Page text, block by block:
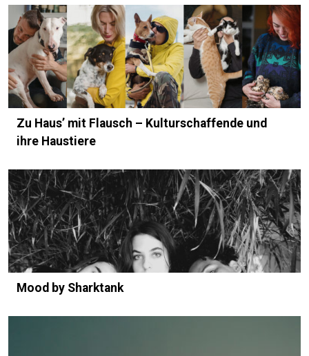
Zu Haus’ mit Flausch – Kulturschaffende und
ihre Haustiere
Mood by Sharktank